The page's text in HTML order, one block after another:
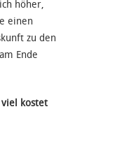
höher,
einen
zu den
Ende
viel kostet